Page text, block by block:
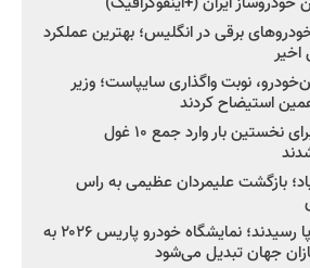
برقی در انگلیس؛ بهترین عملکرد
نوبت واگذاری سایپاست؛ وزیر
استیضاح کردند
۳ خودروساز چینی برای نخستین بار وارد جمع ۱۰ غول
بازگشت علیمردان عظیمی به راس
چینی‌ها به قلب اروپا رسیدند؛ نمایشگاه خودرو پاریس ۲۰۲۶ به
جهان تبدیل می‌شود